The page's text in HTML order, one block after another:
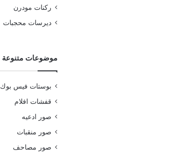
ركنات مودرن
ديرسات محجبات
موضوعات متنوعة
بوستات فيس بوك
قفشات افلام
صور ادعيه
صور منقبات
صور مصاحف